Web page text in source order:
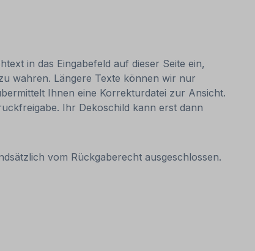
in das Eingabefeld auf dieser Seite ein,
wahren. Längere Texte können wir nur
Ihnen eine Korrekturdatei zur Ansicht.
Ihr Dekoschild kann erst dann
vom Rückgaberecht ausgeschlossen.